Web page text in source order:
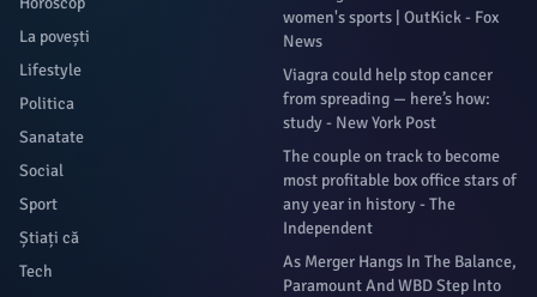
La povești
Lifestyle
Politica
Sanatate
Social
Sport
Știați că
Tech
women's sports | OutKick - Fox
News
Viagra could help stop cancer
from spreading — here’s how:
study - New York Post
The couple on track to become
most profitable box office stars of
any year in history - The
Independent
As Merger Hangs In The Balance,
Paramount And WBD Step Into